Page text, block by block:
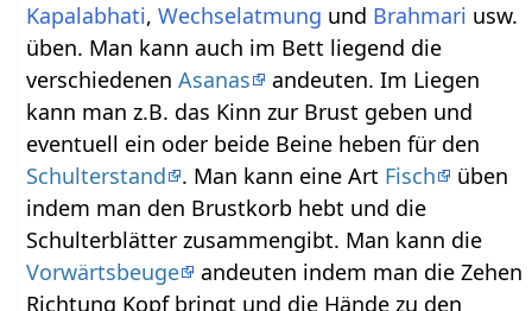
Kapalabhati,Wechselatmung und Brahmari usw.
üben. Man kann auch im Bett liegend die
verschiedenenAsanas
andeuten. Im Liegen
kann man z.B. das Kinn zur Brust geben und
eventuell ein oder beide Beine heben für den
Schulterstand
. Man kann eine Art Fisch
üben
indem man den Brustkorb hebt und die
Schulterblätter zusammengibt. Man kann die
Vorwärtsbeuge
andeuten indem man die Zehen
Richtung Kopf bringt und die Hände zu den